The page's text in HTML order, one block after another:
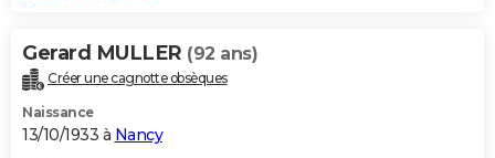
Gerard MULLER (92 ans)
Créer une cagnotte obsèques
Naissance
13/10/1933 à Nancy